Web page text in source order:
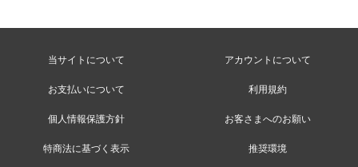
当サイトについて アカウントについて
お支払いについて 利用規約
個人情報保護方針 お客さまへのお願い
特商法に基づく表示 推奨環境